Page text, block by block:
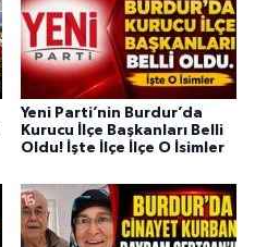
Yeni Parti’nin Burdur’da
Kurucu İlçe Başkanları Belli
Oldu! İşte İlçe İlçe O İsimler